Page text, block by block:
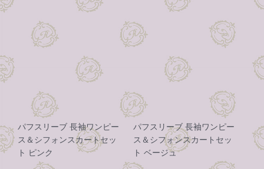
パフスリーブ 長袖ワンピー
ス＆シフォンスカートセッ
ト ピンク
パフスリーブ 長袖ワンピー
ス＆シフォンスカートセッ
ト ベージュ